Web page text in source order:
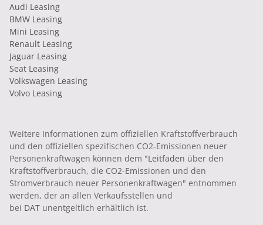
Audi Leasing
BMW Leasing
Mini Leasing
Renault Leasing
Jaguar Leasing
Seat Leasing
Volkswagen Leasing
Volvo Leasing
Weitere Informationen zum offiziellen Kraftstoffverbrauch
und den offiziellen spezifischen CO2-Emissionen neuer
Personenkraftwagen können dem "Leitfaden über den
Kraftstoffverbrauch, die CO2-Emissionen und den
Stromverbrauch neuer Personenkraftwagen" entnommen
werden, der an allen Verkaufsstellen und
bei DAT unentgeltlich erhältlich ist.